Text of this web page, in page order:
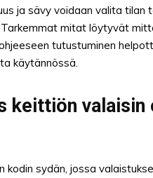
ja sävy voidaan valita tilan
Tarkemmat mitat löytyvät
tutustuminen
käytännössä.
keittiön valaisin
kodin sydän, jossa